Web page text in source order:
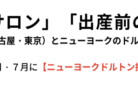
ロン」「出産
・東京）とニューヨークのド
７月に 【ニューヨークドルト